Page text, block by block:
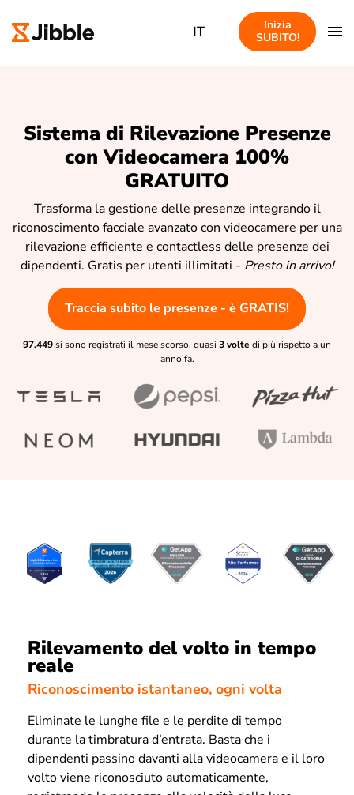
IT
Inizia
SUBITO!
Sistema di Rilevazione Presenze
con Videocamera 100%
GRATUITO
Trasforma la gestione delle presenze integrando il
riconoscimento facciale avanzato con videocamere per una
rilevazione efficiente e contactless delle presenze dei
dipendenti. Gratis per utenti illimitati - Presto in arrivo!
Traccia subito le presenze - è GRATIS!
97.449si sono registrati il mese scorso, quasi 3 volte di più rispetto a un
anno fa.
Rilevamento del volto in tempo
reale
Riconoscimento istantaneo, ogni volta
Eliminate le lunghe file e le perdite di tempo
durante la timbratura d’entrata. Basta che i
dipendenti passino davanti alla videocamera e il loro
volto viene riconosciuto automaticamente,